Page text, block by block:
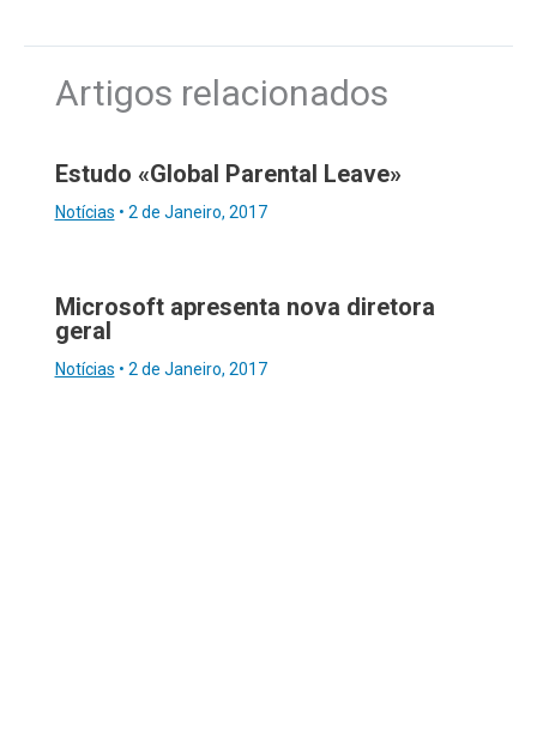
Artigos relacionados
Estudo «Global Parental Leave»
Notícias • 2 de Janeiro, 2017
Microsoft apresenta nova diretora
geral
Notícias • 2 de Janeiro, 2017